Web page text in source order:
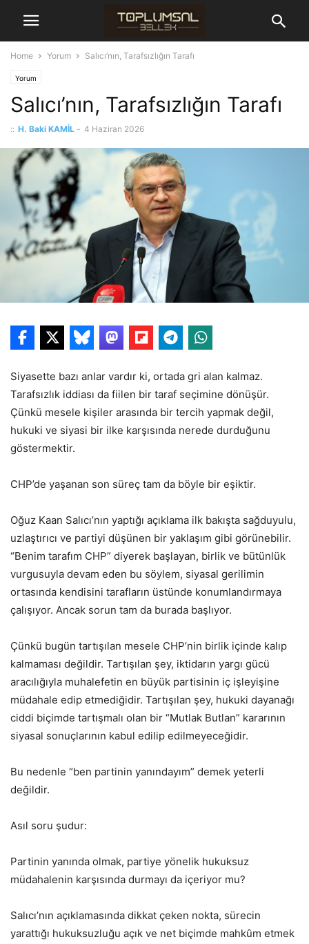
Home Yorum Salıcı’nın, Tarafsızlığın Tarafı
Yorum
Salıcı’nın, Tarafsızlığın Tarafı
:: H. Baki KAMİL - 4 Haziran 2026
Siyasette bazı anlar vardır ki, ortada gri alan kalmaz.
Tarafsızlık iddiası da fiilen bir taraf seçimine dönüşür.
Çünkü mesele kişiler arasında bir tercih yapmak değil,
hukuki ve siyasi bir ilke karşısında nerede durduğunu
göstermektir.
CHP’de yaşanan son süreç tam da böyle bir eşiktir.
Oğuz Kaan Salıcı’nın yaptığı açıklama ilk bakışta sağduyulu,
uzlaştırıcı ve partiyi düşünen bir yaklaşım gibi görünebilir.
“Benim tarafım CHP” diyerek başlayan, birlik ve bütünlük
vurgusuyla devam eden bu söylem, siyasal gerilimin
ortasında kendisini tarafların üstünde konumlandırmaya
çalışıyor. Ancak sorun tam da burada başlıyor.
Çünkü bugün tartışılan mesele CHP’nin birlik içinde kalıp
kalmaması değildir. Tartışılan şey, iktidarın yargı gücü
aracılığıyla muhalefetin en büyük partisinin iç işleyişine
müdahale edip etmediğidir. Tartışılan şey, hukuki dayanağı
ciddi biçimde tartışmalı olan bir “Mutlak Butlan” kararının
siyasal sonuçlarının kabul edilip edilmeyeceğidir.
Bu nedenle “ben partinin yanındayım” demek yeterli
değildir.
Asıl soru şudur:
Partinin yanında olmak, partiye yönelik hukuksuz
müdahalenin karşısında durmayı da içeriyor mu?
Salıcı’nın açıklamasında dikkat çeken nokta, sürecin
yarattığı hukuksuzluğu açık ve net biçimde mahkûm etmek